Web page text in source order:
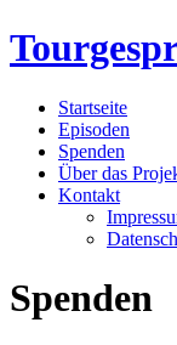
Startseite
Episoden
Spenden
Über das
Kontakt
Spenden